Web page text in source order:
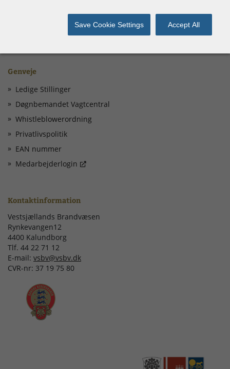
Genveje
Ledige Stillinger
Døgnbemandet Vagtcentral
Whistleblowerordning
Privatlivspolitik
EAN nummer
Medarbejderlogin
Kontaktinformation
Vestsjællands Brandvæsen
Rynkevangen12
4400 Kalundborg
Tlf. 44 22 71 12
E-mail: vsbv@vsbv.dk
CVR-nr: 37 19 75 80
Save Cookie Settings Accept All